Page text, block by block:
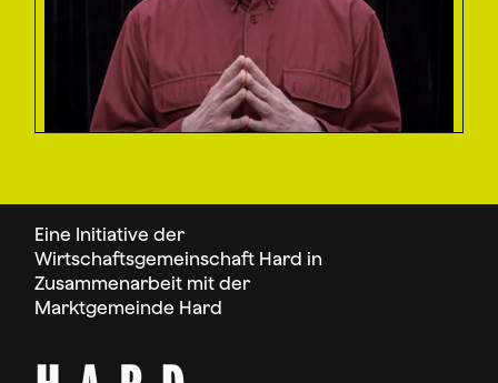
Eine Initiative der
Wirtschaftsgemeinschaft Hard in
Zusammenarbeit mit der
Marktgemeinde Hard